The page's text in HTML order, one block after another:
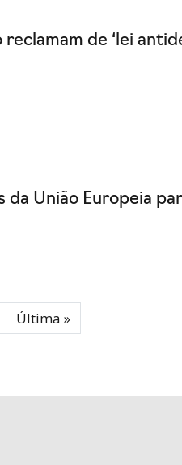
de ‘lei
da União Europeia
Última »